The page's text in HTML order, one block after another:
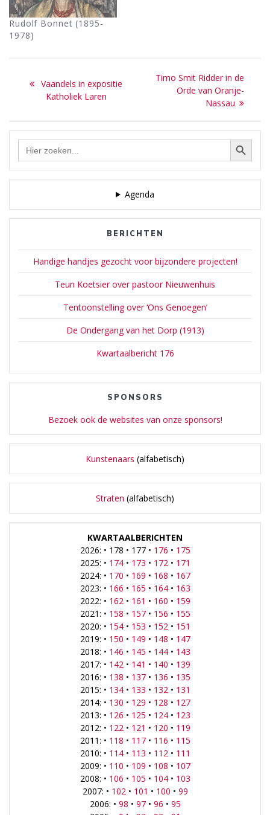
Rudolf Bonnet (1895-
1978)
navigatie
Previous
post:
Vaandels in expositie
Katholiek Laren
Next
Timo Smit Ridder in de
Orde van Oranje-
Nassau
Zoek Zoekknop
Agenda
BERICHTEN
Handige handjes gezocht voor bijzondere projecten!
Teun Koetsier over pastoor Nieuwenhuis
Tentoonstelling over ‘Ons Genoegen’
De Ondergang van het Dorp (1913)
Kwartaalbericht 176
SPONSORS
Bezoek ook de websites van onze sponsors!
Kunstenaars (alfabetisch)
Straten (alfabetisch)
KWARTAALBERICHTEN
2026: • 178 • 177 • 176 • 175
2025: • 174• 173 • 172 • 171
2024: • 170 • 169 • 168 • 167
2023: • 166 • 165 • 164• 163
2022: • 162 • 161 • 160 • 159
2021: • 158 • 157• 156 • 155
2020: • 154• 153 • 152 • 151
2019: • 150 • 149 • 148 • 147
2018: • 146 • 145 • 144• 143
2017: • 142 • 141 • 140 • 139
2016: • 138 • 137• 136 • 135
2015: • 134• 133 • 132 • 131
2014: • 130 • 129 • 128 • 127
2013: • 126 • 125 • 124• 123
2012: • 122 • 121 • 120 • 119
2011: • 118 • 117• 116 • 115
2010: • 114• 113 • 112 • 111
2009: • 110 • 109 • 108 • 107
2008: • 106 • 105 • 104• 103
2007: • 102 • 101 • 100 • 99
2006: • 98 • 97• 96 • 95